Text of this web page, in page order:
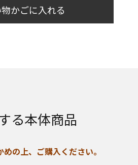
かごに入れる
る本体商品
の上、ご購入ください。